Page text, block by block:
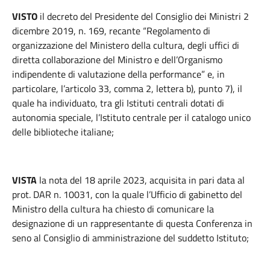
VISTO il decreto del Presidente del Consiglio dei Ministri 2
dicembre 2019, n. 169, recante “Regolamento di
organizzazione del Ministero della cultura, degli uffici di
diretta collaborazione del Ministro e dell’Organismo
indipendente di valutazione della performance” e, in
particolare, l’articolo 33, comma 2, lettera b), punto 7), il
quale ha individuato, tra gli Istituti centrali dotati di
autonomia speciale, l’Istituto centrale per il catalogo unico
delle biblioteche italiane;
VISTA la nota del 18 aprile 2023, acquisita in pari data al
prot. DAR n. 10031, con la quale l’Ufficio di gabinetto del
Ministro della cultura ha chiesto di comunicare la
designazione di un rappresentante di questa Conferenza in
seno al Consiglio di amministrazione del suddetto Istituto;